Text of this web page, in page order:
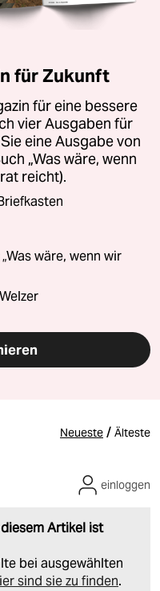
für Zukunft
für eine bessere
vier Ausgaben für
eine Ausgabe von
„Was wäre, wenn
reicht).
wäre, wenn wir
Neueste / Älteste
Artikel ist
bei ausgewählten
sind sie zu finden.
einloggen